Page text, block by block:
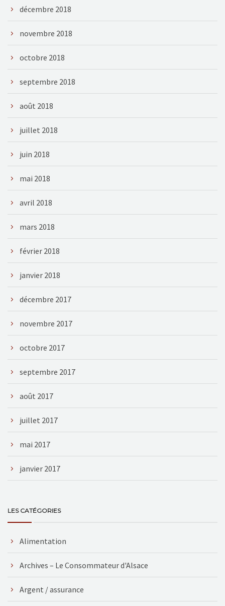
décembre 2018
novembre 2018
octobre 2018
septembre 2018
août 2018
juillet 2018
juin 2018
mai 2018
avril 2018
mars 2018
février 2018
janvier 2018
décembre 2017
novembre 2017
octobre 2017
septembre 2017
août 2017
juillet 2017
mai 2017
janvier 2017
LES CATÉGORIES
Alimentation
Archives – Le Consommateur d'Alsace
Argent / assurance